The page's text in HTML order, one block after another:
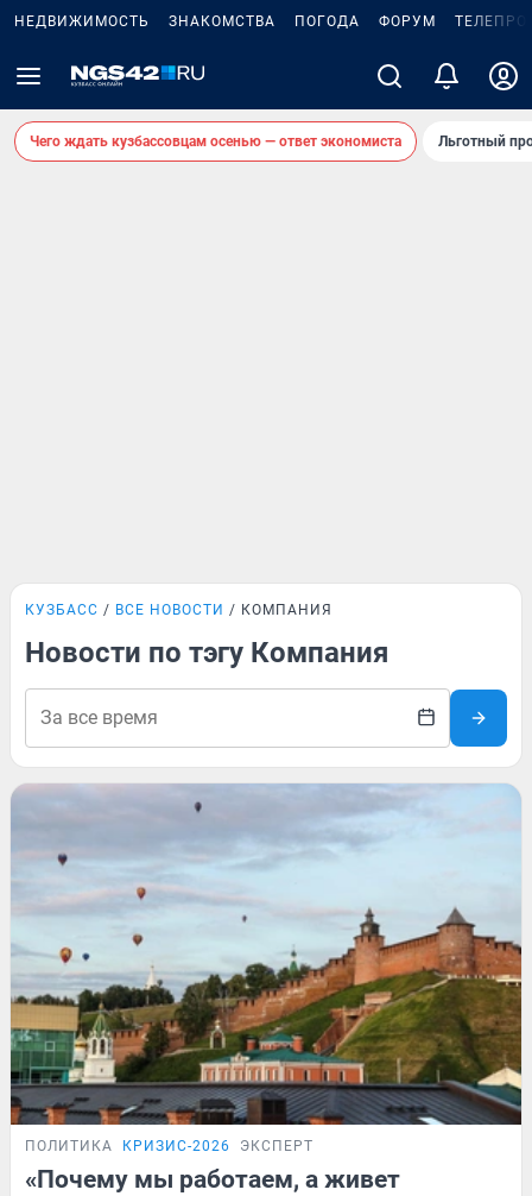
НЕДВИЖИМОСТЬ ЗНАКОМСТВА ПОГОДА ФОРУМ
Чего ждать кузбассовцам осенью — ответ экономиста Льготный
КУЗБАСС ВСЕ НОВОСТИ КОМПАНИЯ
Новости по тэгу Компания
ПОЛИТИКА КРИЗИС-2026 ЭКСПЕРТ
«Почему мы работаем, а живет